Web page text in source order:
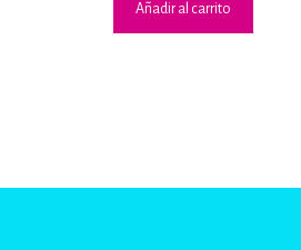
Añadir al carrito